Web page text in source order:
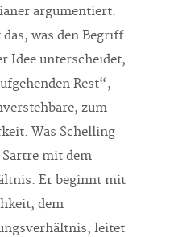
argumentiert.
was den Begriff
Idee unterscheidet,
Rest“,
zum
Was Schelling
mit dem
Er beginnt mit
dem
leitet